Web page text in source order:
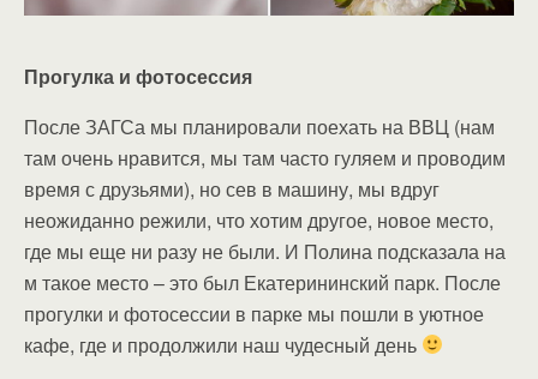
Прогулка и фотосессия
После ЗАГСа мы планировали поехать на ВВЦ (нам
там очень нравится, мы там часто гуляем и проводим
время с друзьями), но сев в машину, мы вдруг
неожиданно режили, что хотим другое, новое место,
где мы еще ни разу не были. И Полина подсказала на
м такое место – это был Екатерининский парк. После
прогулки и фотосессии в парке мы пошли в уютное
кафе, где и продолжили наш чудесный день